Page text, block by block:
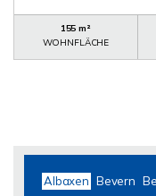
155 m²
WOHNFLÄCHE
Albaxen Bevern